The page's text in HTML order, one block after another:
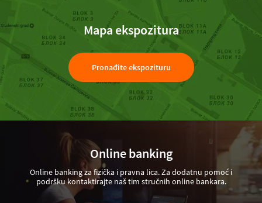
Mapa ekspozitura
Pronađite ekspozituru
Online banking
Online banking za fizička i pravna lica. Za dodatnu pomoć i
podršku kontaktirajte naš tim stručnih online bankara.